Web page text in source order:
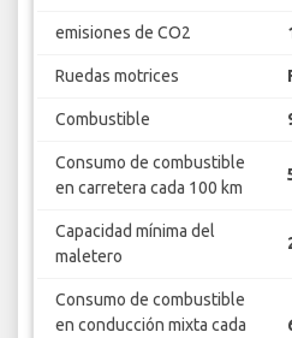
emisiones de CO2
Ruedas motrices
Combustible
Consumo de combustible
en carretera cada 100 km
Capacidad mínima del
maletero
Consumo de combustible
en conducción mixta cada